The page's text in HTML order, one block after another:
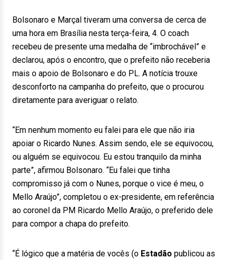
Bolsonaro e Marçal tiveram uma conversa de cerca de
uma hora em Brasília nesta terça-feira, 4. O coach
recebeu de presente uma medalha de “imbrochável” e
declarou, após o encontro, que o prefeito não receberia
mais o apoio de Bolsonaro e do PL. A notícia trouxe
desconforto na campanha do prefeito, que o procurou
diretamente para averiguar o relato.
“Em nenhum momento eu falei para ele que não iria
apoiar o Ricardo Nunes. Assim sendo, ele se equivocou,
ou alguém se equivocou. Eu estou tranquilo da minha
parte”, afirmou Bolsonaro. “Eu falei que tinha
compromisso já com o Nunes, porque o vice é meu, o
Mello Araújo”, completou o ex-presidente, em referência
ao coronel da PM Ricardo Mello Araújo, o preferido dele
para compor a chapa do prefeito.
“É lógico que a matéria de vocês (o Estadão publicou as